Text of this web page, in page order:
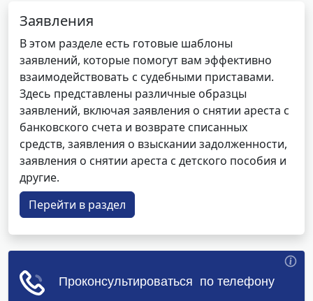
Заявления
В этом разделе есть готовые шаблоны
заявлений, которые помогут вам эффективно
взаимодействовать с судебными приставами.
Здесь представлены различные образцы
заявлений, включая заявления о снятии ареста с
банковского счета и возврате списанных
средств, заявления о взыскании задолженности,
заявления о снятии ареста с детского пособия и
другие.
Перейти в раздел